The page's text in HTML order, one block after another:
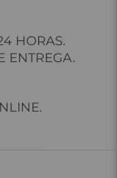
HORAS.
ENTREGA.